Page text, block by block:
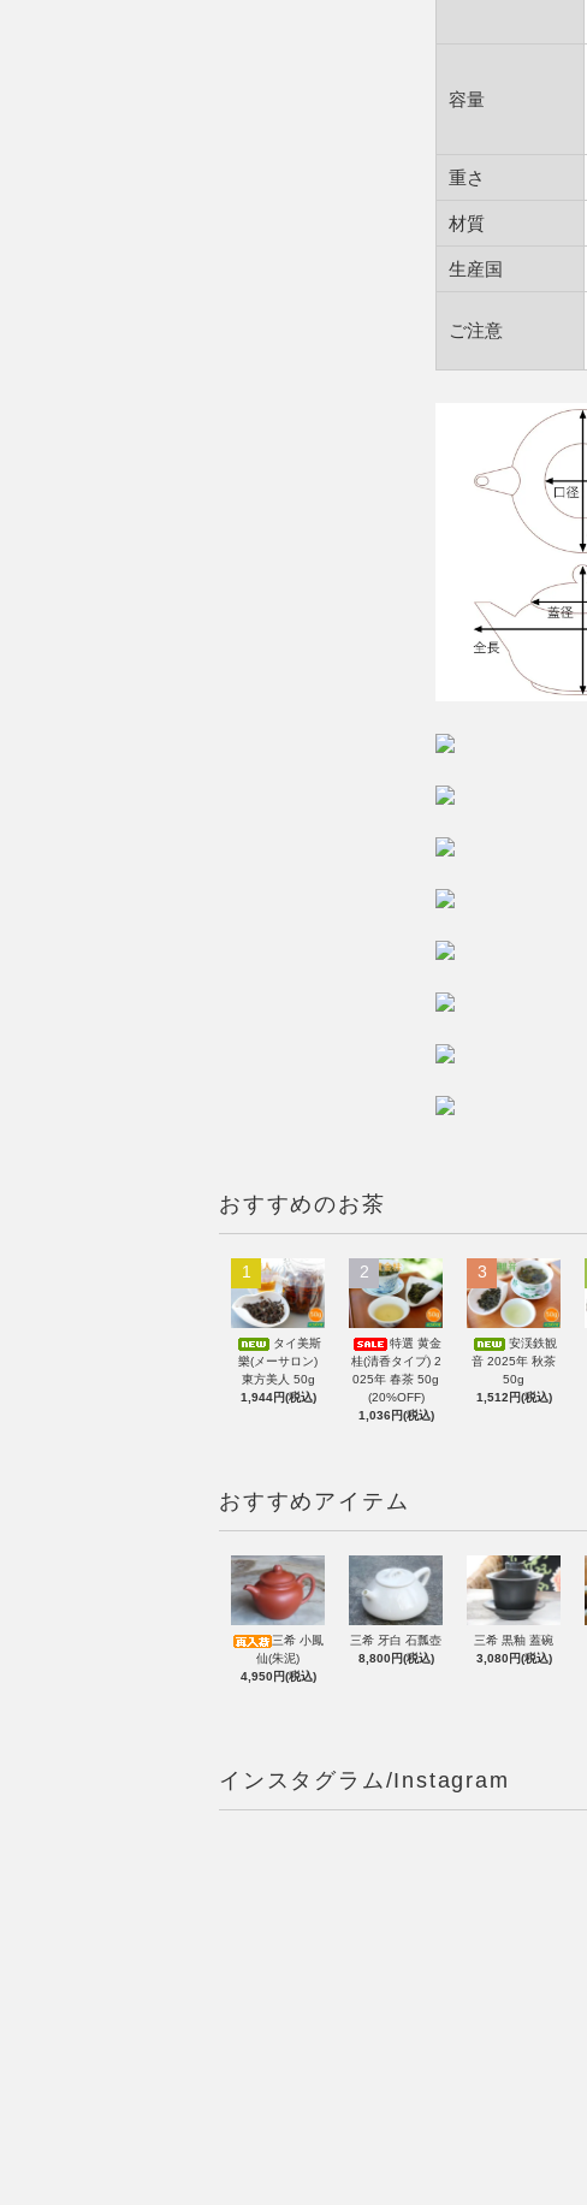
容量
重さ
材質
生産国
ご注意
おすすめのお茶
1
タイ美斯
樂(メーサロン)
東方美人 50g
1,944円(税込)
2
特選 黄金
桂(清香タイプ) 2
025年 春茶 50g
(20%OFF)
1,036円(税込)
3
安渓鉄観
音 2025年 秋茶
50g
1,512円(税込)
おすすめアイテム
三希 小鳳
仙(朱泥)
4,950円(税込)
三希 牙白 石瓢壺
8,800円(税込)
三希 黒釉 蓋碗
3,080円(税込)
インスタグラム/Instagram